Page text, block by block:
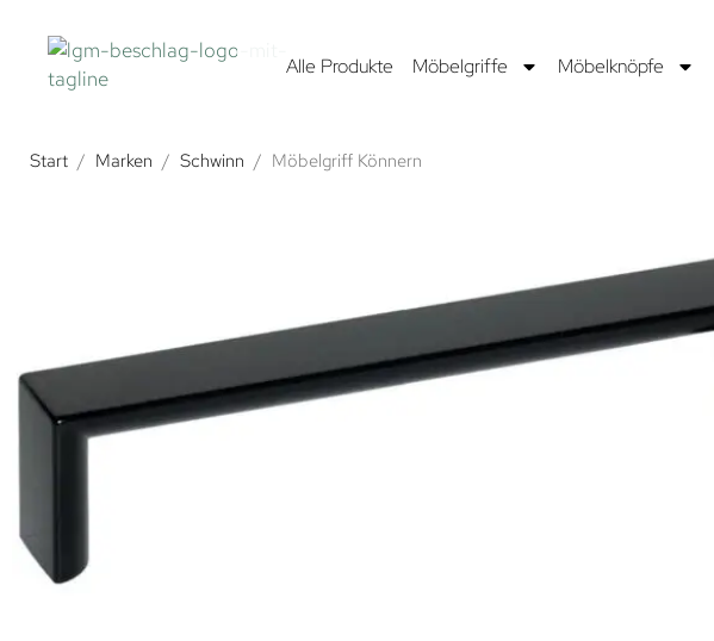
Alle Produkte Möbelgriffe Möbelknöpfe
Start / Marken / Schwinn / Möbelgriff Könnern